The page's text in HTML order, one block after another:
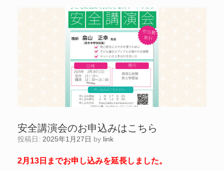
安全講演会のお申込みはこちら
投稿日: 2025年1月27日 by link
2月13日までお申し込みを延長しました。